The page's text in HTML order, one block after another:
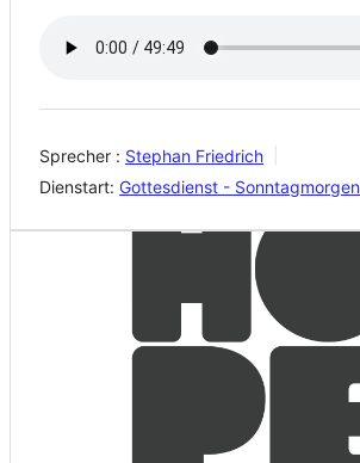
Sprecher : Stephan Friedrich
Dienstart: Gottesdienst - Sonntagmorgen